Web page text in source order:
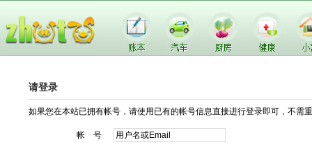
请登录
如果您在本站已拥有帐号，请使用已有的帐号信息直接进行登录即可，不需
帐 号